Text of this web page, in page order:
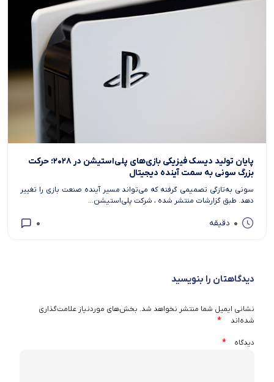
پایان تولید دیسک فیزیکی بازی‌های پلی‌استیشن در ۲۰۲۸؛ حرکت
بزرگ سونی به سمت آینده دیجیتال
سونی به‌تازگی تصمیمی گرفته که می‌تواند مسیر آینده صنعت بازی را تغییر
دهد. طبق گزارشات منتشر شده ، شرکت پلی‌استیشن...
0 دقیقه 0
دیدگاهتان را بنویسید
نشانی ایمیل شما منتشر نخواهد شد. بخش‌های موردنیاز علامت‌گذاری
شده‌اند
*
دیدگاه *